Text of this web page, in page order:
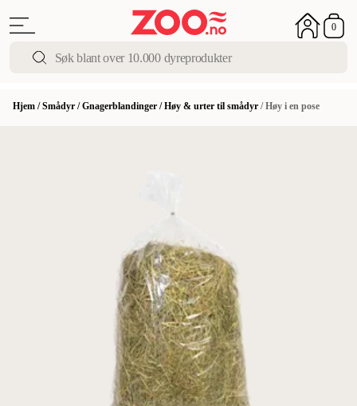
0
Hjem /Smådyr /Gnagerblandinger /Høy & urter til smådyr /Høy i en pose